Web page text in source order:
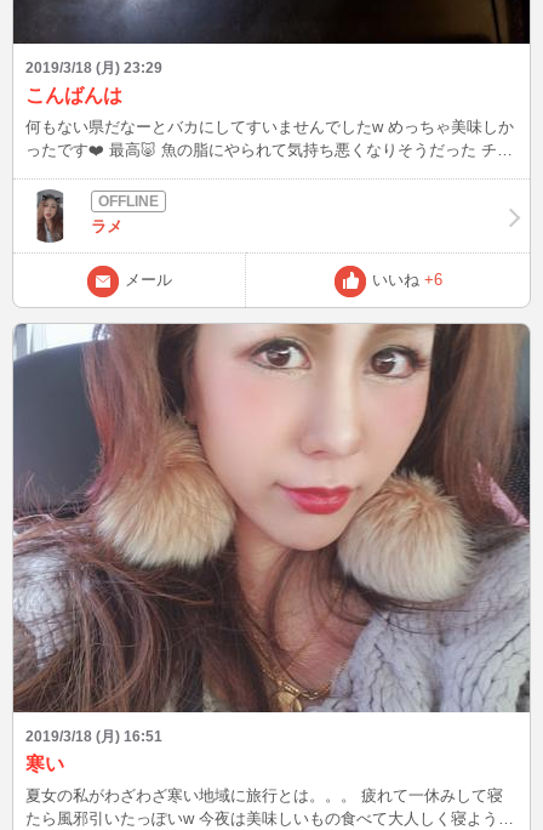
2019/3/18 (月) 23:29
こんばんは
何もない県だなーとバカにしてすいませんでしたw めっちゃ美味しか
ったです❤️ 最高🐷 魚の脂にやられて気持ち悪くなりそうだった チャ
くよん❤️
ラメ
メール いいね +6
2019/3/18 (月) 16:51
寒い
夏女の私がわざわざ寒い地域に旅行とは。。。 疲れて一休みして寝
たら風邪引いたっぽいw 今夜は美味しいもの食べて大人しく寝ようか